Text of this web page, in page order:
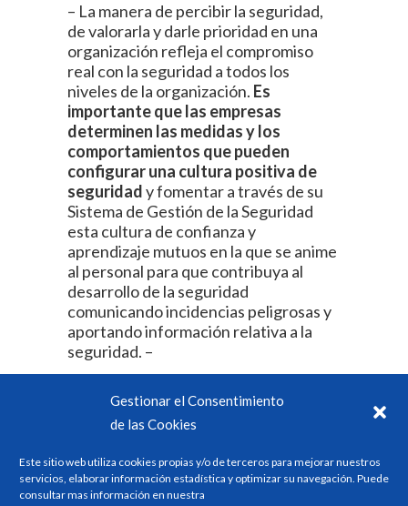
Gestionar el Consentimiento
de las Cookies
Este sitio web utiliza cookies propias y/o de terceros para mejorar nuestros
servicios, elaborar información estadística y optimizar su navegación. Puede
consultar mas información en nuestra
– La manera de percibir la seguridad,
de valorarla y darle prioridad en una
organización refleja el compromiso
real con la seguridad a todos los
niveles de la organización. Es
importante que las empresas
determinen las medidas y los
comportamientos que pueden
configurar una cultura positiva de
seguridady fomentar a través de su
Sistema de Gestión de la Seguridad
esta cultura de confianza y
aprendizaje mutuos en la que se anime
al personal para que contribuya al
desarrollo de la seguridad
comunicando incidencias peligrosas y
aportando información relativa a la
seguridad. –
Recomendación
técnica 6/2019 de la
Agencia Estatal de